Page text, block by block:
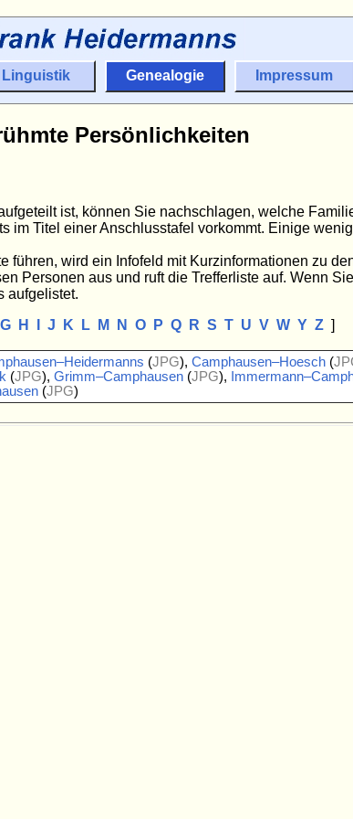
Linguistik Genealogie Impressum
Persönlichkeiten
ist, können Sie nachschlagen, welche
Titel einer Anschlusstafel vorkommt. Einige
wird ein Infofeld mit Kurzinformationen zu
Personen aus und ruft die Trefferliste auf. Wenn
aufgelistet.
G H J K L M N O P Q R S T U V W Y Z ]
(JPG), Camphausen–Hoesch (
(JPG), Grimm–Camphausen (JPG),
(JPG)